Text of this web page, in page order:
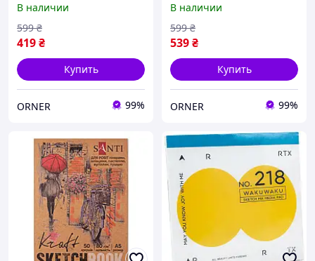
Блокнот для эскизов и
творчества
В наличии
419₴
599 ₴
Купить
ORNER 99%
120 стр. / Блокнот для
эскизов и творчества
В наличии
539₴
599 ₴
Купить
ORNER 99%